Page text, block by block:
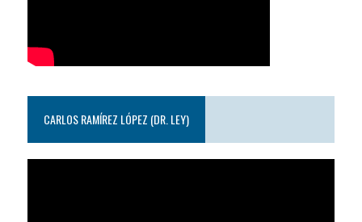
CARLOS RAMÍREZ LÓPEZ (DR. LEY)